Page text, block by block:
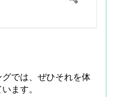
では、ぜひそれを体
ます。